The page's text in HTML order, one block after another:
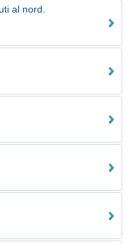
al nord.